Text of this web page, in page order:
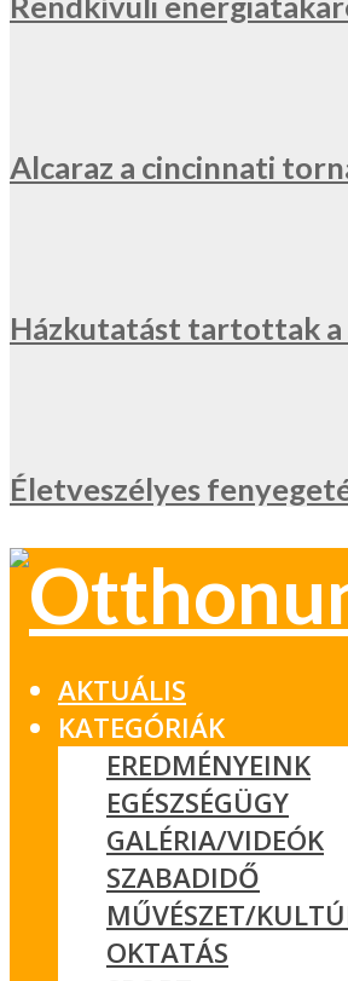
Alcaraz a cincinnati
Házkutatást tartottak
Életveszélyes
AKTUÁLIS
KATEGÓRIÁK
EREDMÉNYEINK
EGÉSZSÉGÜGY
GALÉRIA/VIDEÓK
SZABADIDŐ
MŰVÉSZET/
OKTATÁS